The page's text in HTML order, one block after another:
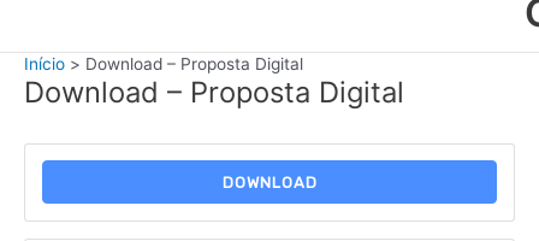
Início Download – Proposta Digital
Download – Proposta Digital
DOWNLOAD